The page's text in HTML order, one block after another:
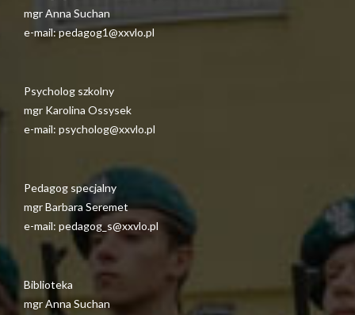
mgr Anna Suchan
e-mail: pedagog1@xxvlo.pl
Psycholog szkolny
mgr Karolina Ossysek
e-mail: psycholog@xxvlo.pl
Pedagog specjalny
mgr Barbara Seremet
e-mail: pedagog_s@xxvlo.pl
Biblioteka
mgr Anna Suchan